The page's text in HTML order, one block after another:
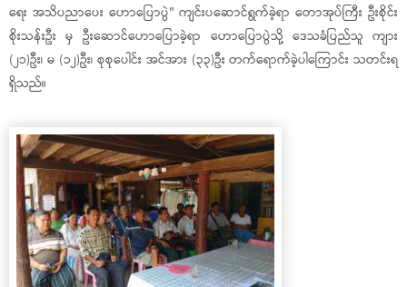
ရေး အသိပညာပေး ဟောပြောပွဲ" ကျင်းပဆောင်ရွက်ခဲ့ရာ တောအုပ်ကြီး ဦးစိုင်း
စိုးသန်းဦး မှ ဦးဆောင်ဟောပြောခဲ့ရာ ဟောပြောပွဲသို့ ဒေသခံပြည်သူ ကျား
(၂၁)ဦး၊ မ (၁၂)ဦး၊ စုစုပေါင်း အင်အား (၃၃)ဦး တက်ရောက်ခဲ့ပါကြောင်း သတင်းရ
ရှိသည်။